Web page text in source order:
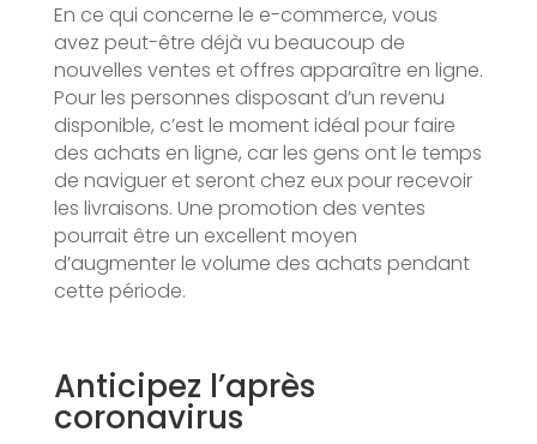
En ce qui concerne le e-commerce, vous
avez peut-être déjà vu beaucoup de
nouvelles ventes et offres apparaître en ligne.
Pour les personnes disposant d’un revenu
disponible, c’est le moment idéal pour faire
des achats en ligne, car les gens ont le temps
de naviguer et seront chez eux pour recevoir
les livraisons. Une promotion des ventes
pourrait être un excellent moyen
d’augmenter le volume des achats pendant
cette période.
Anticipez l’après
coronavirus